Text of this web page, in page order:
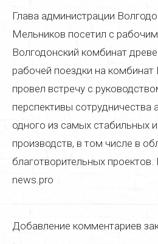
Реставрация стола
Реставрация кресла
Реставрация кухонной
Реставрация старой
Реставрация мягкой
Реставрация
Реставрация пианино
Реставрация часов
Глава администрации
Мельников посетил с
Волгодонский комбинат
рабочей поездки на
провел встречу с
перспективы сотрудничества
одного из самых стабильных
производств, в том числе в
благотворительных
news.pro
Добавление комментариев